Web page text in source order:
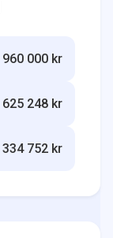
960 000 kr
625 248 kr
334 752 kr